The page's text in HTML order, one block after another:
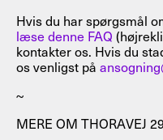
Hvis du har spørgsmål
læse denne FAQ
kontakter os. Hvis du
os venligst på
~
MERE OM THORAVEJ 29